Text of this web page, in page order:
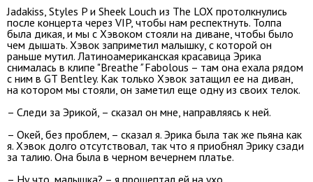
Jadakiss, Styles P и Sheek Louch из The LOX протолкнулись
после концерта через VIP, чтобы нам респектнуть. Толпа
была дикая, и мы с Хэвоком стояли на диване, чтобы было
чем дышать. Хэвок заприметил малышку, с которой он
раньше мутил. Латиноамериканская красавица Эрика
снималась в клипе "Breathe "Fabolous – там она ехала рядом
с ним в GT Bentley. Как только Хэвок затащил ее на диван,
на котором мы стояли, он заметил еще одну из своих телок.
– Следи за Эрикой, – сказал он мне, направляясь к ней.
– Окей, без проблем, – сказал я. Эрика была так же пьяна как
я. Хэвок долго отсутствовал, так что я приобнял Эрику сзади
за талию. Она была в черном вечернем платье.